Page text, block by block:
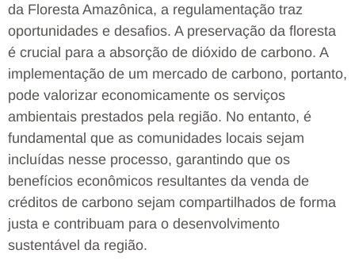
da Floresta Amazônica, a regulamentação traz
oportunidades e desafios. A preservação da floresta
é crucial para a absorção de dióxido de carbono. A
implementação de um mercado de carbono, portanto,
pode valorizar economicamente os serviços
ambientais prestados pela região. No entanto, é
fundamental que as comunidades locais sejam
incluídas nesse processo, garantindo que os
benefícios econômicos resultantes da venda de
créditos de carbono sejam compartilhados de forma
justa e contribuam para o desenvolvimento
sustentável da região.